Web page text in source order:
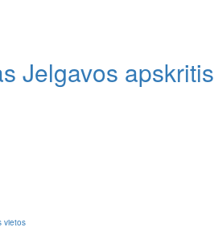
Jelgavos apskritis
vietos